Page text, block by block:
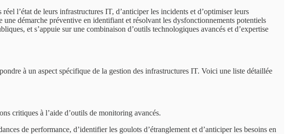
l’état de leurs infrastructures IT, d’anticiper les incidents et d’optimiser leurs
démarche préventive en identifiant et résolvant les dysfonctionnements potentiels
et s’appuie sur une combinaison d’outils technologiques avancés et d’expertise
à un aspect spécifique de la gestion des infrastructures IT. Voici une liste détaillée
critiques à l’aide d’outils de monitoring avancés.
de performance, d’identifier les goulots d’étranglement et d’anticiper les besoins en